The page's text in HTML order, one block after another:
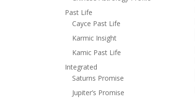
Past Life
Cayce Past Life
Karmic Insight
Kamic Past Life
Integrated
Saturns Promise
Jupiter’s Promise